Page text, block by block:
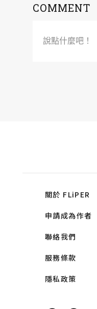
COMMENT
說點什麼吧！
關於 FLiPER
申請成為作者
聯絡我們
服務條款
隱私政策